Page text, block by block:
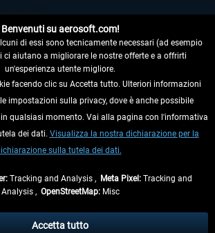
CONTRATTO
di spedizione, se non diversamente descritto.
Benvenuti su aerosoft.com!
di essi sono tecnicamente necessari (ad esempio
ci aiutano a migliorare le nostre offerte e a offrirti
un'esperienza utente migliore.
facendo clic su Accetta tutto. Ulteriori informazioni
impostazioni sulla privacy, dove è anche possibile
qualsiasi momento. Vai alla pagina con l'informativa
dei dati. Visualizza la nostra dichiarazione per la
sulla tutela dei dati.
Tracking and Analysis , Meta Pixel: Tracking and
Analysis , OpenStreetMap:Misc
Accetta tutto